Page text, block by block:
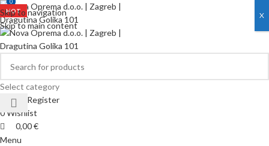
Skip to navigation
Skip to main content
Select category
Login / Register
0 Wishlist
0
0,00€
Menu
0
HOT
HOT X